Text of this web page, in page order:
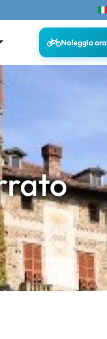
Noleggia ora